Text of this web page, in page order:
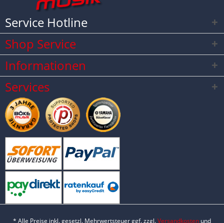
Service Hotline
Shop Service
Informationen
Services
* Alle Preise inkl. gesetzl. Mehrwertsteuer ggf. zzgl.Versandkosten und